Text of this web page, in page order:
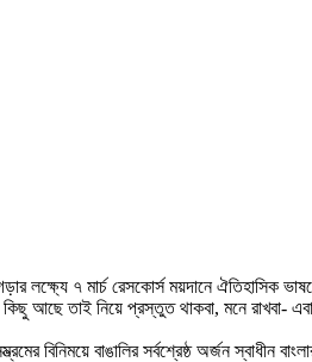
লক্ষ্যে ৭ মার্চ রেসকোর্স ময়দানে ঐতিহাসিক
আছে তাই নিয়ে প্রস্তুত থাকবা, মনে রাখবা-
বাঙালির সর্বশ্রেষ্ঠ অর্জন স্বাধীন